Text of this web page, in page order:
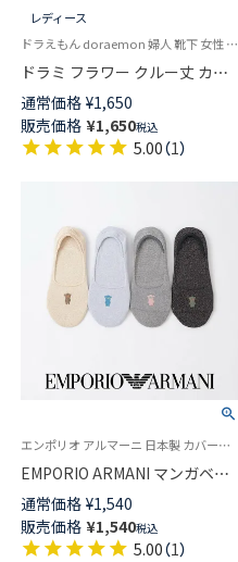
レディース
ドラえもん doraemon 婦人 靴下 女性 プレゼント 無料ラッピング
ドラミ フラワー クルー丈 カジ
ュアル ソックス レディース 日
本製 03297119
通常価格 ¥1,650
販売価格 ¥1,650税込
5.00（1）
エンポリオ アルマーニ 日本製 カバーソックス 靴下 女性 婦人
EMPORIO ARMANI マンガベア
ラメ 浅履き フットカバー ソッ
クス かかと滑り止め付き レデ
ィース 03447204
通常価格 ¥1,540
販売価格 ¥1,540税込
5.00（1）